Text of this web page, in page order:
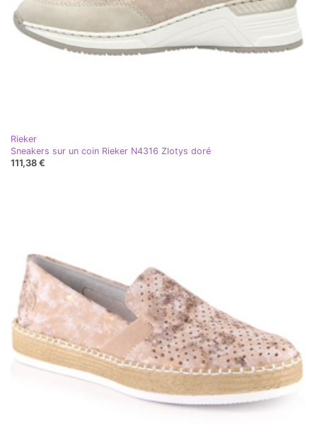
Rieker
Sneakers sur un coin Rieker N4316 Zlotys doré
111,38 €